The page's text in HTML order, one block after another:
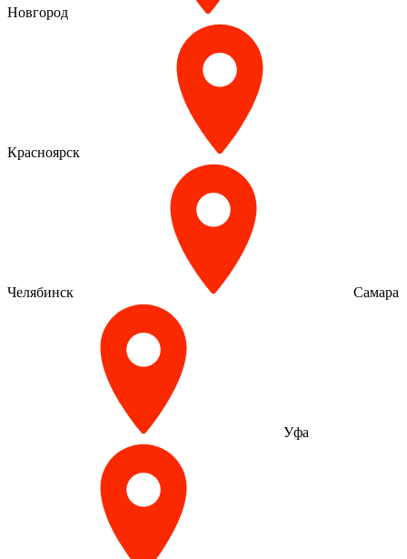
Новгород
Красноярск
Челябинск Самара
Уфа